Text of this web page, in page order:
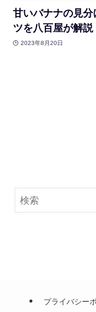
甘いバナナの見
ツを八百屋が解説
2023年8月20日
プライバシー